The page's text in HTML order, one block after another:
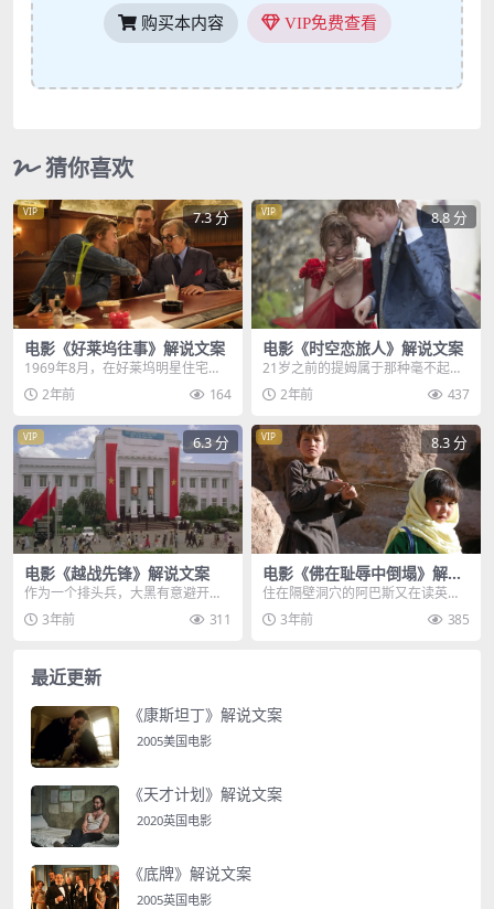
购买本内容 VIP免费查看
猜你喜欢
VIP 7.3 分
电影《好莱坞往事》解说文案
1969年8月，在好莱坞明星住宅
区，豪气冲天的洛杉矶比弗利山
庄，曾经发生过一桩惨...
2年前 164
VIP 8.8 分
电影《时空恋旅人》解说文案
21岁之前的提姆属于那种毫不起
眼，一点也不酷的平凡男生，他从
小生活在恬静美好的海...
2年前 437
VIP 6.3 分
电影《越战先锋》解说文案
作为一个排头兵，大黑有意避开脚
下地雷，将他悄悄留给了身后士
兵，地雷要了队伍命，也...
3年前 311
VIP 8.3 分
电影《佛在耻辱中倒塌》解说
文案
住在隔壁洞穴的阿巴斯又在读英文
字母表了，声音传到巴克泰家，年
幼的妹妹被吵得哇哇大...
3年前 385
最近更新
《康斯坦丁》解说文案
2005美国电影
《天才计划》解说文案
2020英国电影
《底牌》解说文案
2005英国电影